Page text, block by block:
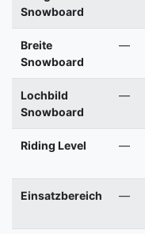
Snowboard
Breite
Snowboard
—
Lochbild
Snowboard
—
Riding Level —
Einsatzbereich —